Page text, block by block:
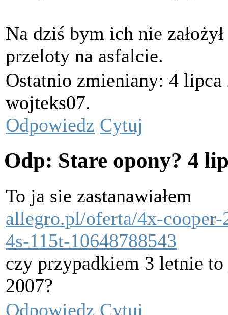
Na dziś bym ich nie
przeloty na asfalcie.
Ostatnio zmieniany: 4 lipca
wojteks07.
Odpowiedz Cytuj
Odp: Stare opony? 4
To ja sie zastanawiałem
allegro.pl/oferta/4x-
4s-115t-10648788543
czy przypadkiem 3 letnie
2007?
Odpowiedz Cytuj